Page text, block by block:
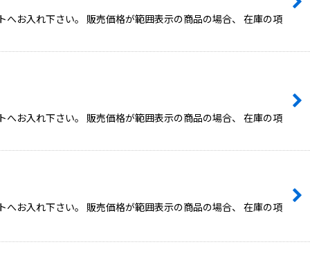
お入れ下さい。 販売価格が範囲表示の商品の場合、 在庫の項
お入れ下さい。 販売価格が範囲表示の商品の場合、 在庫の項
お入れ下さい。 販売価格が範囲表示の商品の場合、 在庫の項